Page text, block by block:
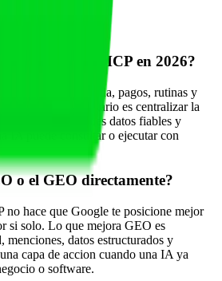
un servidor MCP en 2026?
gestionas agenda, pagos, rutinas y
lo prioritario es centralizar la
cuando ya tienes datos fiables y
IA puede consultar o ejecutar con
o el GEO directamente?
no hace que Google te posicione mejor
si solo. Lo que mejora GEO es
menciones, datos estructurados y
capa de accion cuando una IA ya
o software.